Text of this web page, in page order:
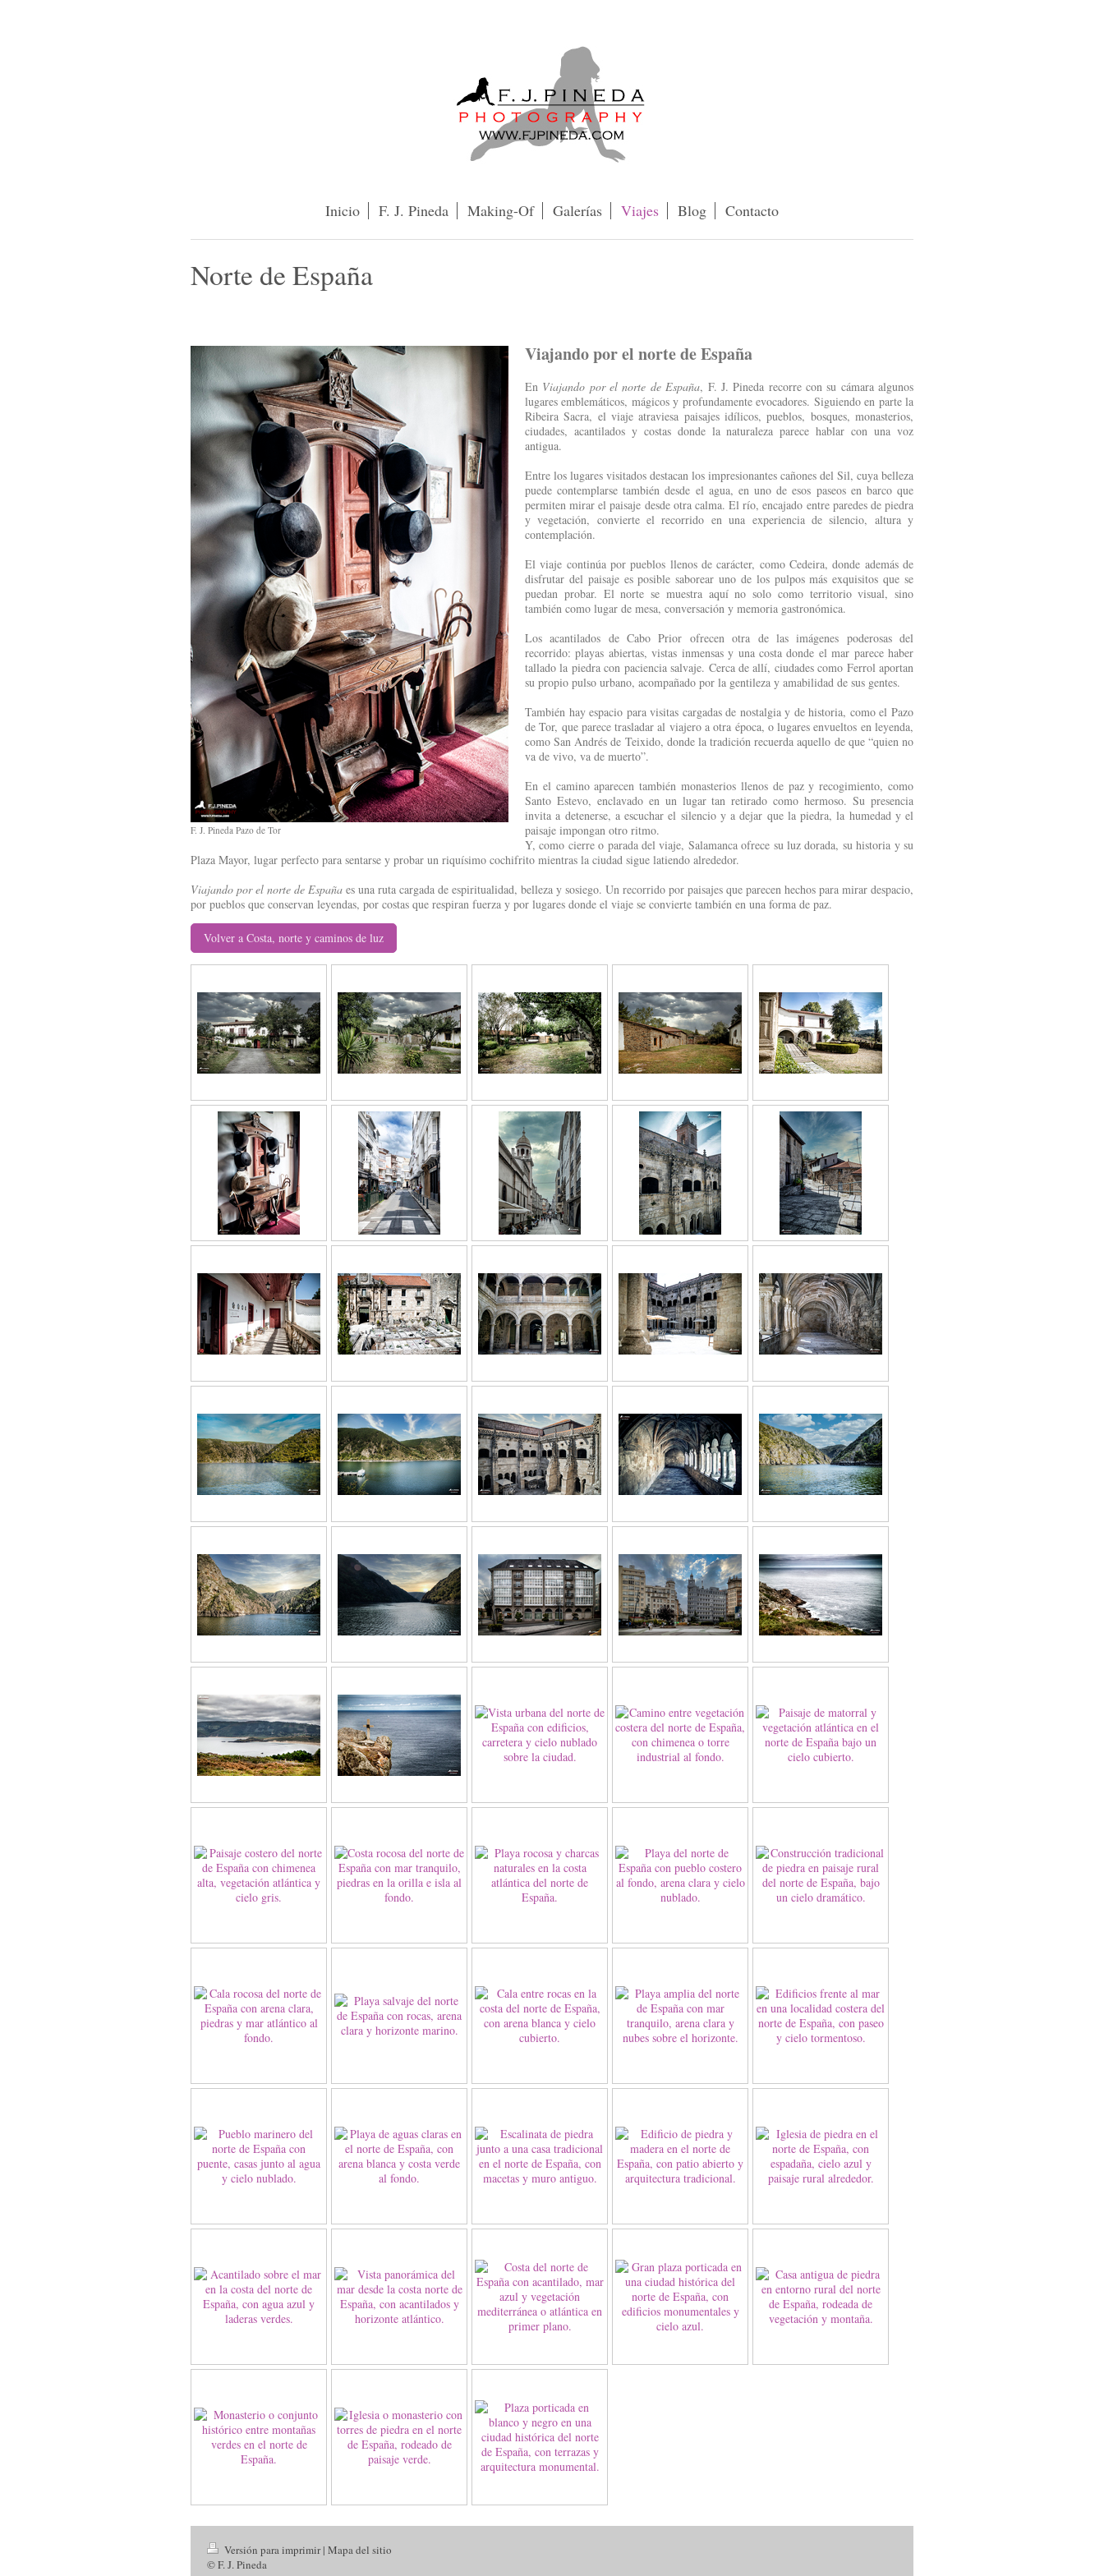
Inicio F. J. Pineda Making-Of Galerías Viajes Blog Contacto
Norte de España
F. J. Pineda Pazo de Tor
Viajando por el norte de España
En Viajando por el norte de España, F. J. Pineda recorre con su cámara algunos
lugares emblemáticos, mágicos y profundamente evocadores. Siguiendo en parte la
Ribeira Sacra, el viaje atraviesa paisajes idílicos, pueblos, bosques, monasterios,
ciudades, acantilados y costas donde la naturaleza parece hablar con una voz
antigua.
Entre los lugares visitados destacan los impresionantes cañones del Sil, cuya belleza
puede contemplarse también desde el agua, en uno de esos paseos en barco que
permiten mirar el paisaje desde otra calma. El río, encajado entre paredes de piedra
y vegetación, convierte el recorrido en una experiencia de silencio, altura y
contemplación.
El viaje continúa por pueblos llenos de carácter, como Cedeira, donde además de
disfrutar del paisaje es posible saborear uno de los pulpos más exquisitos que se
puedan probar. El norte se muestra aquí no solo como territorio visual, sino
también como lugar de mesa, conversación y memoria gastronómica.
Los acantilados de Cabo Prior ofrecen otra de las imágenes poderosas del
recorrido: playas abiertas, vistas inmensas y una costa donde el mar parece haber
tallado la piedra con paciencia salvaje. Cerca de allí, ciudades como Ferrol aportan
su propio pulso urbano, acompañado por la gentileza y amabilidad de sus gentes.
También hay espacio para visitas cargadas de nostalgia y de historia, como el Pazo
de Tor, que parece trasladar al viajero a otra época, o lugares envueltos en leyenda,
como San Andrés de Teixido, donde la tradición recuerda aquello de que “quien no
va de vivo, va de muerto”.
En el camino aparecen también monasterios llenos de paz y recogimiento, como
Santo Estevo, enclavado en un lugar tan retirado como hermoso. Su presencia
invita a detenerse, a escuchar el silencio y a dejar que la piedra, la humedad y el
paisaje impongan otro ritmo.
Y, como cierre o parada del viaje, Salamanca ofrece su luz dorada, su historia y su
Plaza Mayor, lugar perfecto para sentarse y probar un riquísimo cochifrito mientras la ciudad sigue latiendo alrededor.
Viajando por el norte de España es una ruta cargada de espiritualidad, belleza y sosiego. Un recorrido por paisajes que parecen hechos para mirar despacio,
por pueblos que conservan leyendas, por costas que respiran fuerza y por lugares donde el viaje se convierte también en una forma de paz.
Volver a Costa, norte y caminos de luz
Versión para imprimir| Mapa del sitio
© F. J. Pineda